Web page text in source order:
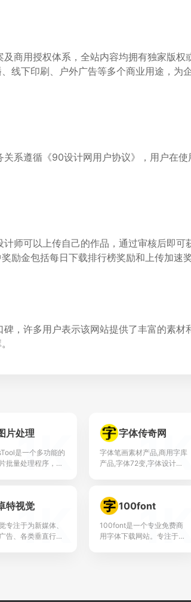
商用授权体系，全站内容均拥有独家版权
线下印刷、户外广告等多个商业用途，为
系遵循《90设计网用户协议》，用户在
师可以上传自己的作品，通过审核后即可
励金包括每日下载排行榜奖励和上传加速奖
，许多用户表示该网站提供了丰富的素材
片处理
是一个多功能的
批量处理程序，它
度、安全性以及无
换的能...
1K 字体传奇网
字体笔画素材产品,商用字库
产品,字体72变,字体设计教
放弃,旨在共同提高大家的设
计水平,为设...
1K
特视觉
专注于为新媒体、
告、各类垂直行业
1K 100font
100font是一个专业免费商
用字体下载网站。专注于收
1K